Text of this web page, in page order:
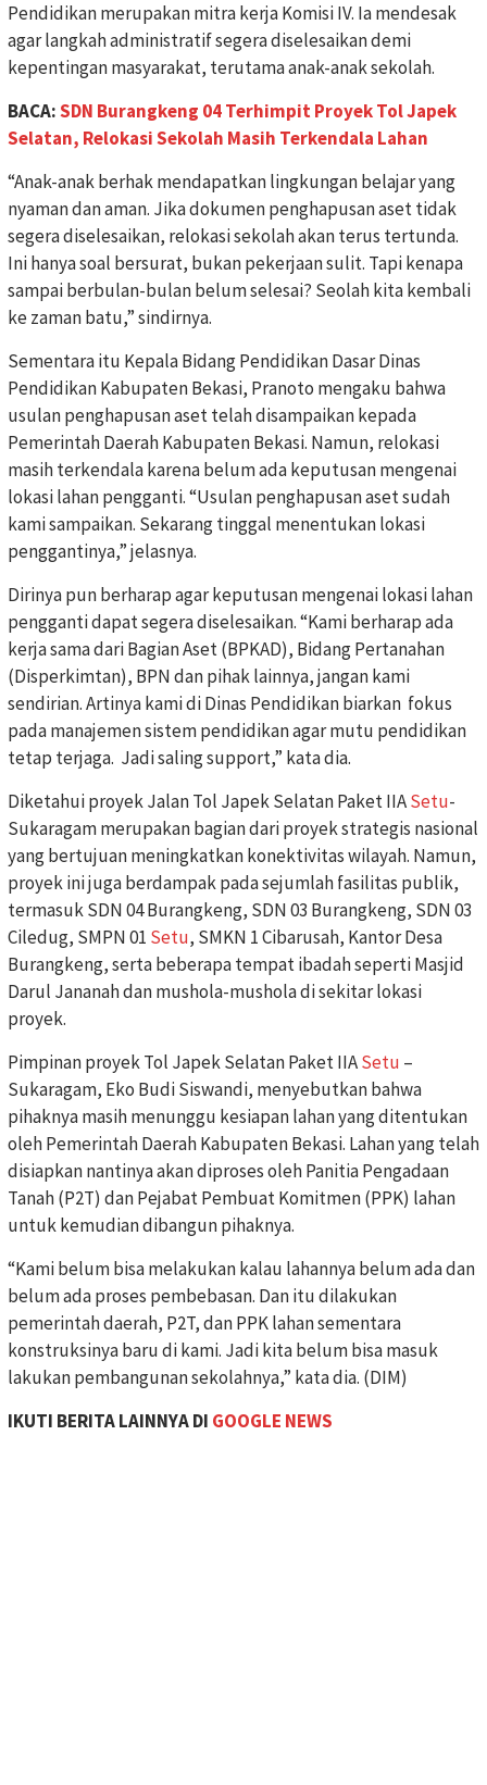
Pendidikan merupakan mitra kerja Komisi IV. Ia mendesak
agar langkah administratif segera diselesaikan demi
kepentingan masyarakat, terutama anak-anak sekolah.
BACA:SDN Burangkeng 04 Terhimpit Proyek Tol Japek
Selatan, Relokasi Sekolah Masih Terkendala Lahan
“Anak-anak berhak mendapatkan lingkungan belajar yang
nyaman dan aman. Jika dokumen penghapusan aset tidak
segera diselesaikan, relokasi sekolah akan terus tertunda.
Ini hanya soal bersurat, bukan pekerjaan sulit. Tapi kenapa
sampai berbulan-bulan belum selesai? Seolah kita kembali
ke zaman batu,” sindirnya.
Sementara itu Kepala Bidang Pendidikan Dasar Dinas
Pendidikan Kabupaten Bekasi, Pranoto mengaku bahwa
usulan penghapusan aset telah disampaikan kepada
Pemerintah Daerah Kabupaten Bekasi. Namun, relokasi
masih terkendala karena belum ada keputusan mengenai
lokasi lahan pengganti. “Usulan penghapusan aset sudah
kami sampaikan. Sekarang tinggal menentukan lokasi
penggantinya,” jelasnya.
Dirinya pun berharap agar keputusan mengenai lokasi lahan
pengganti dapat segera diselesaikan. “Kami berharap ada
kerja sama dari Bagian Aset (BPKAD), Bidang Pertanahan
(Disperkimtan), BPN dan pihak lainnya, jangan kami
sendirian. Artinya kami di Dinas Pendidikan biarkan fokus
pada manajemen sistem pendidikan agar mutu pendidikan
tetap terjaga. Jadi saling support,” kata dia.
Diketahui proyek Jalan Tol Japek Selatan Paket IIASetu-
Sukaragam merupakan bagian dari proyek strategis nasional
yang bertujuan meningkatkan konektivitas wilayah. Namun,
proyek ini juga berdampak pada sejumlah fasilitas publik,
termasuk SDN 04 Burangkeng, SDN 03 Burangkeng, SDN 03
Ciledug, SMPN 01 Setu, SMKN 1 Cibarusah, Kantor Desa
Burangkeng, serta beberapa tempat ibadah seperti Masjid
Darul Jananah dan mushola-mushola di sekitar lokasi
proyek.
Pimpinan proyek Tol Japek Selatan Paket IIASetu –
Sukaragam, Eko Budi Siswandi, menyebutkan bahwa
pihaknya masih menunggu kesiapan lahan yang ditentukan
oleh Pemerintah Daerah Kabupaten Bekasi. Lahan yang telah
disiapkan nantinya akan diproses oleh Panitia Pengadaan
Tanah (P2T) dan Pejabat Pembuat Komitmen (PPK) lahan
untuk kemudian dibangun pihaknya.
“Kami belum bisa melakukan kalau lahannya belum ada dan
belum ada proses pembebasan. Dan itu dilakukan
pemerintah daerah, P2T, dan PPK lahan sementara
konstruksinya baru di kami. Jadi kita belum bisa masuk
lakukan pembangunan sekolahnya,” kata dia. (DIM)
IKUTI BERITA LAINNYA DI GOOGLE NEWS